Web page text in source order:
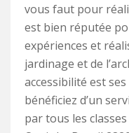
vous faut pour
est bien réputée
expériences et
jardinage et de
accessibilité est
bénéficiez d’un
par tous les